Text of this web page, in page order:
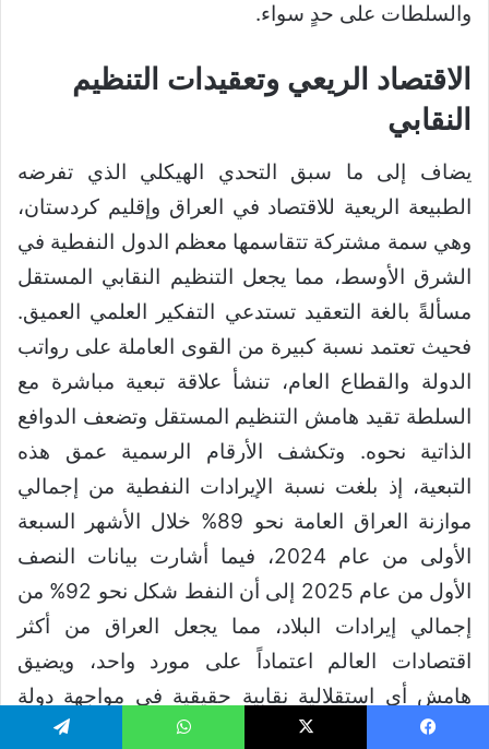
والسلطات على حدٍ سواء.
الاقتصاد الريعي وتعقيدات التنظيم
النقابي
يضاف إلى ما سبق التحدي الهيكلي الذي تفرضه
الطبيعة الريعية للاقتصاد في العراق وإقليم كردستان،
وهي سمة مشتركة تتقاسمها معظم الدول النفطية في
الشرق الأوسط، مما يجعل التنظيم النقابي المستقل
مسألةً بالغة التعقيد تستدعي التفكير العلمي العميق.
فحيث تعتمد نسبة كبيرة من القوى العاملة على رواتب
الدولة والقطاع العام، تنشأ علاقة تبعية مباشرة مع
السلطة تقيد هامش التنظيم المستقل وتضعف الدوافع
الذاتية نحوه. وتكشف الأرقام الرسمية عمق هذه
التبعية، إذ بلغت نسبة الإيرادات النفطية من إجمالي
موازنة العراق العامة نحو 89% خلال الأشهر السبعة
الأولى من عام 2024، فيما أشارت بيانات النصف
الأول من عام 2025 إلى أن النفط شكل نحو 92% من
إجمالي إيرادات البلاد، مما يجعل العراق من أكثر
اقتصادات العالم اعتماداً على مورد واحد، ويضيق
هامش أي استقلالية نقابية حقيقية في مواجهة دولة
تمتلك أدوات العقاب والمكافأة معاً.